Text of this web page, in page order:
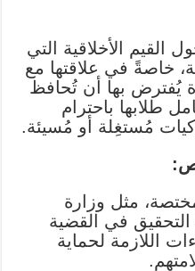
القيم الأخلاقية التي
خاصةً في علاقتها مع
يُفترض بها أن تُحافظ
طلابها باحترام
مُستغِلة أو مُسيئة.
مثل وزارة
التحقيق في القضية
اللازمة لحماية